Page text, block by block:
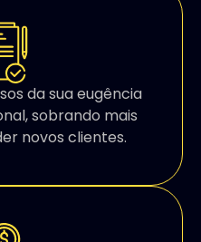
da sua eugência
sobrando mais
novos clientes.